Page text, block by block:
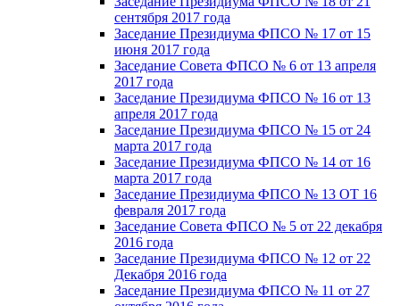
сентября 2017 года
Заседание Президиума ФПСО № 17 от 15
июня 2017 года
Заседание Совета ФПСО № 6 от 13 апреля
2017 года
Заседание Президиума ФПСО № 16 от 13
апреля 2017 года
Заседание Президиума ФПСО № 15 от 24
марта 2017 года
Заседание Президиума ФПСО № 14 от 16
марта 2017 года
Заседание Президиума ФПСО № 13 ОТ 16
февраля 2017 года
Заседание Совета ФПСО № 5 от 22 декабря
2016 года
Заседание Президиума ФПСО № 12 от 22
Декабря 2016 года
Заседание Президиума ФПСО № 11 от 27